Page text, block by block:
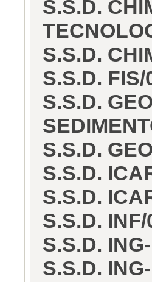
S.S.D.
S.S.D.
S.S.D.
S.S.D.
S.S.D.
S.S.D.
S.S.D.
S.S.D.
S.S.D.
S.S.D.